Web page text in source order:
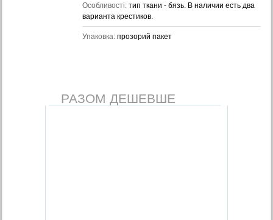
Особливості: тип ткани - бязь. В наличии есть два
варианта крестиков.
Упаковка: прозорий пакет
РАЗОМ ДЕШЕВШЕ